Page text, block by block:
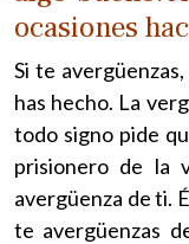
ocasiones
Si te
has hecho. La
todo signo pide
prisionero de la
avergüenza de ti.
te avergüenzas